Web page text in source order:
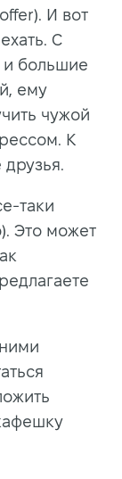
И вот
С
и большие
ему
чужой
К
таки
Это может